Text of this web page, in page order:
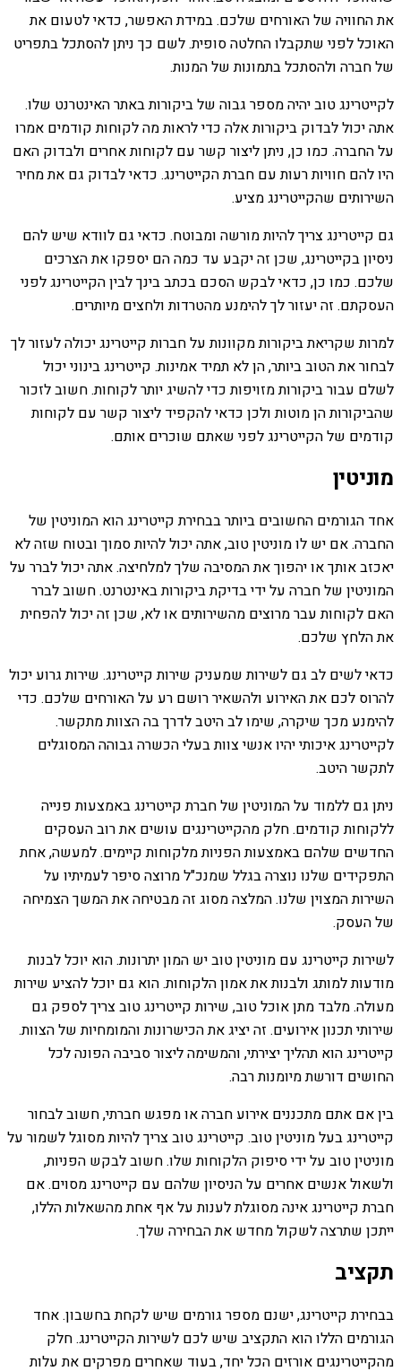
את החוויה של האורחים שלכם. במידת האפשר, כדאי לטעום את
האוכל לפני שתקבלו החלטה סופית. לשם כך ניתן להסתכל בתפריט
של חברה ולהסתכל בתמונות של המנות.
לקייטרינג טוב יהיה מספר גבוה של ביקורות באתר האינטרנט שלו.
אתה יכול לבדוק ביקורות אלה כדי לראות מה לקוחות קודמים אמרו
על החברה. כמו כן, ניתן ליצור קשר עם לקוחות אחרים ולבדוק האם
היו להם חוויות רעות עם חברת הקייטרינג. כדאי לבדוק גם את מחיר
השירותים שהקייטרינג מציע.
גם קייטרינג צריך להיות מורשה ומבוטח. כדאי גם לוודא שיש להם
ניסיון בקייטרינג, שכן זה יקבע עד כמה הם יספקו את הצרכים
שלכם. כמו כן, כדאי לבקש הסכם בכתב בינך לבין הקייטרינג לפני
העסקתם. זה יעזור לך להימנע מהטרדות ולחצים מיותרים.
למרות שקריאת ביקורות מקוונות על חברות קייטרינג יכולה לעזור לך
לבחור את הטוב ביותר, הן לא תמיד אמינות. קייטרינג בינוני יכול
לשלם עבור ביקורות מזויפות כדי להשיג יותר לקוחות. חשוב לזכור
שהביקורות הן מוטות ולכן כדאי להקפיד ליצור קשר עם לקוחות
קודמים של הקייטרינג לפני שאתם שוכרים אותם.
מוניטין
אחד הגורמים החשובים ביותר בבחירת קייטרינג הוא המוניטין של
החברה. אם יש לו מוניטין טוב, אתה יכול להיות סמוך ובטוח שזה לא
יאכזב אותך או יהפוך את המסיבה שלך למלחיצה. אתה יכול לברר על
המוניטין של חברה על ידי בדיקת ביקורות באינטרנט. חשוב לברר
האם לקוחות עבר מרוצים מהשירותים או לא, שכן זה יכול להפחית
את הלחץ שלכם.
כדאי לשים לב גם לשירות שמעניק שירות קייטרינג. שירות גרוע יכול
להרוס לכם את האירוע ולהשאיר רושם רע על האורחים שלכם. כדי
להימנע מכך שיקרה, שימו לב היטב לדרך בה הצוות מתקשר.
לקייטרינג איכותי יהיו אנשי צוות בעלי הכשרה גבוהה המסוגלים
לתקשר היטב.
ניתן גם ללמוד על המוניטין של חברת קייטרינג באמצעות פנייה
ללקוחות קודמים. חלק מהקייטרינגים עושים את רוב העסקים
החדשים שלהם באמצעות הפניות מלקוחות קיימים. למעשה, אחת
התפקידים שלנו נוצרה בגלל שמנכ"ל מרוצה סיפר לעמיתיו על
השירות המצוין שלנו. המלצה מסוג זה מבטיחה את המשך הצמיחה
של העסק.
לשירות קייטרינג עם מוניטין טוב יש המון יתרונות. הוא יוכל לבנות
מודעות למותג ולבנות את אמון הלקוחות. הוא גם יוכל להציע שירות
מעולה. מלבד מתן אוכל טוב, שירות קייטרינג טוב צריך לספק גם
שירותי תכנון אירועים. זה יציג את הכישרונות והמומחיות של הצוות.
קייטרינג הוא תהליך יצירתי, והמשימה ליצור סביבה הפונה לכל
החושים דורשת מיומנות רבה.
בין אם אתם מתכננים אירוע חברה או מפגש חברתי, חשוב לבחור
קייטרינג בעל מוניטין טוב. קייטרינג טוב צריך להיות מסוגל לשמור על
מוניטין טוב על ידי סיפוק הלקוחות שלו. חשוב לבקש הפניות,
ולשאול אנשים אחרים על הניסיון שלהם עם קייטרינג מסוים. אם
חברת קייטרינג אינה מסוגלת לענות על אף אחת מהשאלות הללו,
ייתכן שתרצה לשקול מחדש את הבחירה שלך.
תקציב
בבחירת קייטרינג, ישנם מספר גורמים שיש לקחת בחשבון. אחד
הגורמים הללו הוא התקציב שיש לכם לשירות הקייטרינג. חלק
מהקייטרינגים אורזים הכל יחד, בעוד שאחרים מפרקים את עלות